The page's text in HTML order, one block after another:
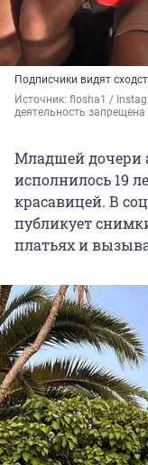
Подписчики видят
Источник: flosha1 /
деятельность
Младшей дочери
исполнилось 19
красавицей. В
публикует
платьях и